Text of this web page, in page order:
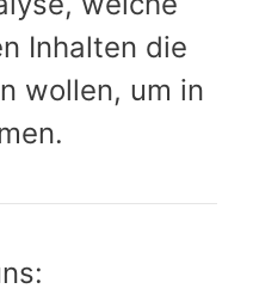
Inhalten die
wollen, um in